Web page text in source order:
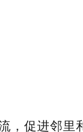
，促进邻里